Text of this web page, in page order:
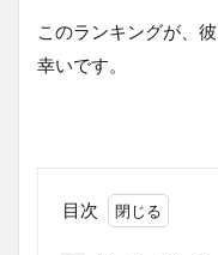
このランキングが、
幸いです。
目次